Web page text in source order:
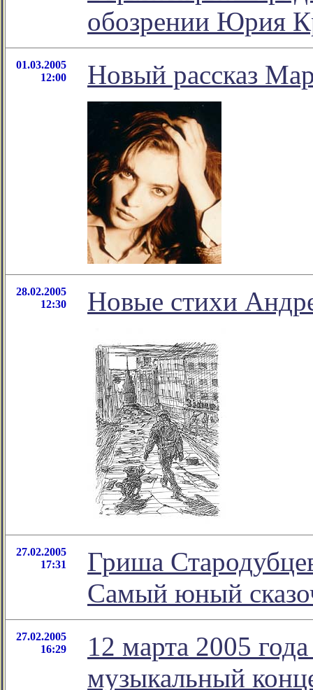
обозрении Юрия
01.03.2005
12:00
Новый рассказ
28.02.2005
12:30
Новые стихи
27.02.2005
17:31
Гриша
Самый юный
27.02.2005
16:29
12 марта 2005
музыкальный